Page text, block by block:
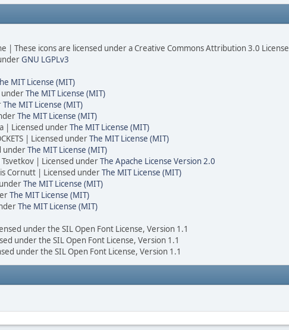
| These icons are licensed under a Creative Commons Attribution 3.0 License
GNU LGPLv3
MIT License (MIT)
underThe MIT License (MIT)
The MIT License (MIT)
The MIT License (MIT)
| Licensed underThe MIT License (MIT)
| Licensed underThe MIT License (MIT)
underThe MIT License (MIT)
| Licensed underThe Apache License Version 2.0
Cornutt | Licensed underThe MIT License (MIT)
The MIT License (MIT)
The MIT License (MIT)
The MIT License (MIT)
under the SIL Open Font License, Version 1.1
under the SIL Open Font License, Version 1.1
under the SIL Open Font License, Version 1.1